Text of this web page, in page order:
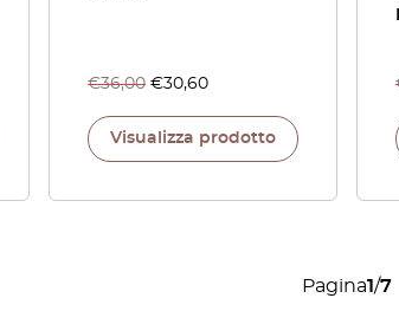
€36,00 €30,60
Visualizza prodotto
Pagina1/7